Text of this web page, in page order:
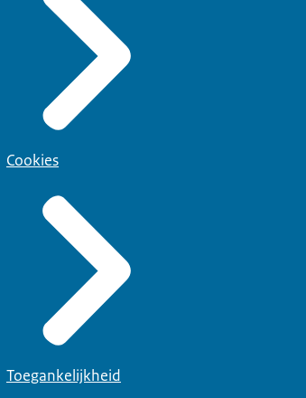
Cookies
Toegankelijkheid